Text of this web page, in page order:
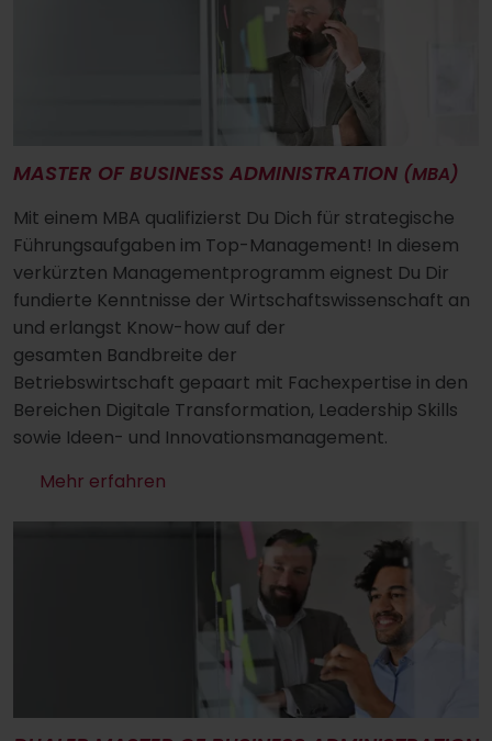
MASTER OF BUSINESS ADMINISTRATION (MBA)
Mit einem MBA qualifizierst Du Dich für strategische
Führungsaufgaben im Top-Management! In diesem
verkürzten Managementprogramm eignest Du Dir
fundierte Kenntnisse der Wirtschaftswissenschaft an
und erlangst Know-how auf der
gesamten Bandbreite der
Betriebswirtschaft gepaart mit Fachexpertise in den
Bereichen Digitale Transformation, Leadership Skills
sowie Ideen- und Innovationsmanagement.
Mehr erfahren